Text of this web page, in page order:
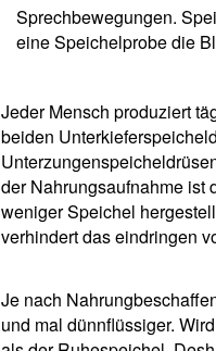
Sprechbewegungen.
eine Speichelprobe die
Jeder Mensch produziert
beiden
der Nahrungsaufnahme ist
weniger Speichel
verhindert das eindringen
Je nach
und mal dünnflüssiger.